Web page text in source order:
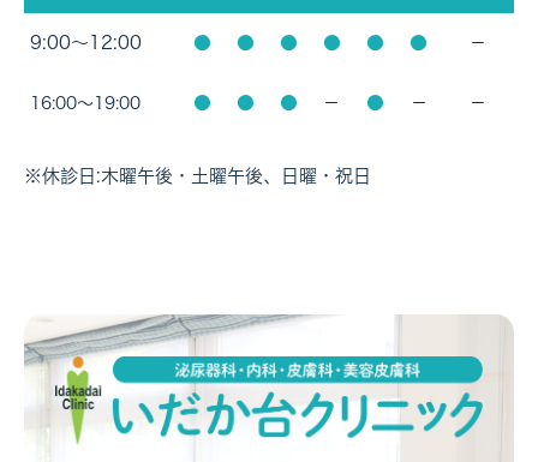
9:00～12:00 ● ● ● ● ● ● －
16:00～19:00 ● ● ● － ● － －
※休診日:木曜午後・土曜午後、日曜・祝日